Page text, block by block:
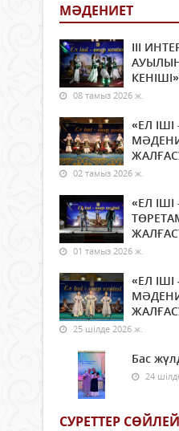
МӘДЕНИЕТ
ІІІ
КЕНІШІ»
08 тамыз 2026 ж.
«ЕЛ
02 тамыз 2026 ж.
«ЕЛ
01 тамыз 2026 ж.
«ЕЛ
25 шілде 2026 ж.
Бас
24
СУРЕТТЕР